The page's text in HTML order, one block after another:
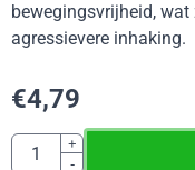
bewegingsvrijheid, wat
agressievere inhaking.
€4,79
Aantal
+
-